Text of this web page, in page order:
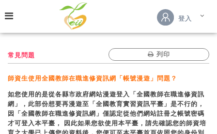
登入
常見問題 列印
師資生使用全國教師在職進修資訊網「帳號漫遊」問題？
如您使用的是從各縣市政府網站漫遊登入「全國教師在職進修資訊
網」，此部份想要再漫遊至「全國教育實習資訊平臺」是不行的，
因「全國教師在職進修資訊網」僅認定從他們網站註冊之帳號密碼
才可登入本平臺， 因此如果您欲使用本平臺，請先確認您的師資培